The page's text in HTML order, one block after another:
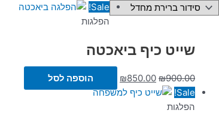
Sale!
הפלגות
שייט כיף ביאכטה
₪900.00
₪850.00
הוספה לסל
Sale!
הפלגות